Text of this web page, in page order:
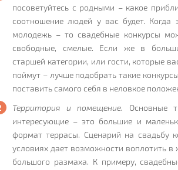
посоветуйтесь с родными – какое
соотношение людей у вас будет. Когда
молодежь – то свадебные конкурсы
свободные, смелые. Если же в
старшей категории, или гости, которые
поймут – лучше подобрать такие
поставить самого себя в неловкое
Территория и помещение. Основные
интересующие – это большие и
формат террасы. Сценарий на свадьбу
условиях дает возможности воплотить
большого размаха. К примеру,